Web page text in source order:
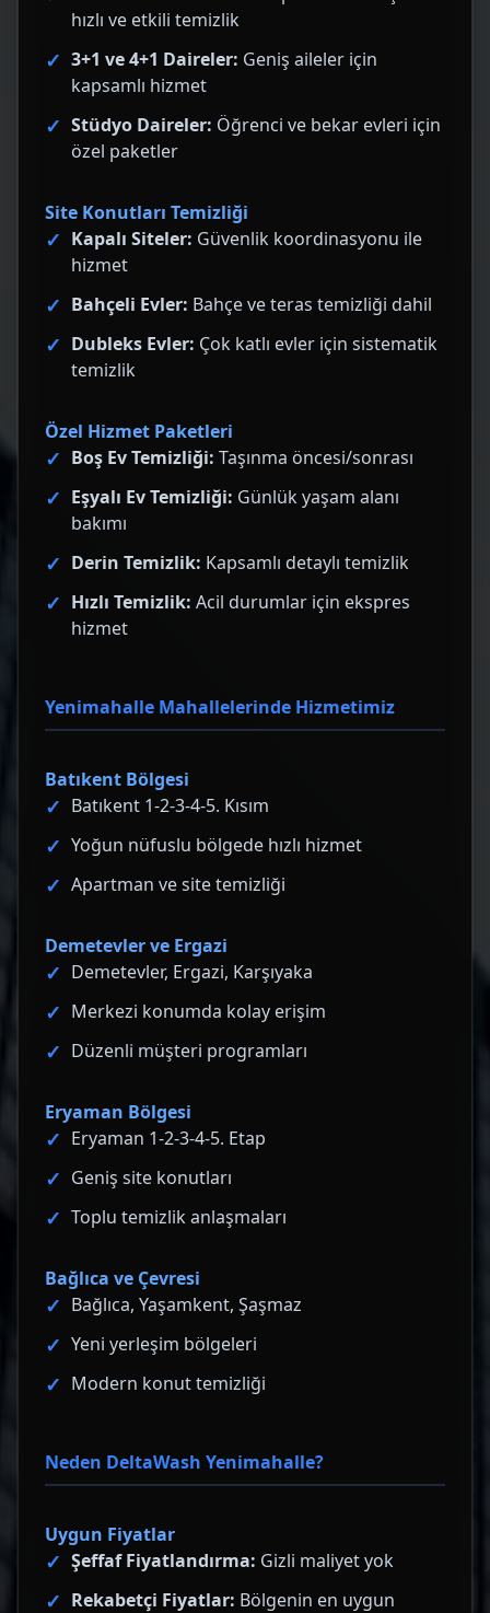
hızlı ve etkili temizlik
3+1 ve 4+1 Daireler: Geniş aileler için
kapsamlı hizmet
Stüdyo Daireler: Öğrenci ve bekar evleri için
özel paketler
Site Konutları Temizliği
Kapalı Siteler: Güvenlik koordinasyonu ile
hizmet
Bahçeli Evler: Bahçe ve teras temizliği dahil
Dubleks Evler: Çok katlı evler için sistematik
temizlik
Özel Hizmet Paketleri
Boş Ev Temizliği: Taşınma öncesi/sonrası
Eşyalı Ev Temizliği: Günlük yaşam alanı
bakımı
Derin Temizlik: Kapsamlı detaylı temizlik
Hızlı Temizlik: Acil durumlar için ekspres
hizmet
Yenimahalle Mahallelerinde Hizmetimiz
Batıkent Bölgesi
Batıkent 1-2-3-4-5. Kısım
Yoğun nüfuslu bölgede hızlı hizmet
Apartman ve site temizliği
Demetevler ve Ergazi
Demetevler, Ergazi, Karşıyaka
Merkezi konumda kolay erişim
Düzenli müşteri programları
Eryaman Bölgesi
Eryaman 1-2-3-4-5. Etap
Geniş site konutları
Toplu temizlik anlaşmaları
Bağlıca ve Çevresi
Bağlıca, Yaşamkent, Şaşmaz
Yeni yerleşim bölgeleri
Modern konut temizliği
Neden DeltaWash Yenimahalle?
Uygun Fiyatlar
Şeffaf Fiyatlandırma: Gizli maliyet yok
Rekabetçi Fiyatlar: Bölgenin en uygun